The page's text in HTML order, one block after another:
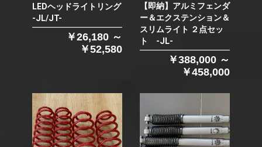
LEDヘッドライトリング
-JL/JT-
￥26,180 ～
￥52,580
【即納】アルミフェンダ
ー＆エクステンション＆
スリムライト ２点セッ
ト -JL-
￥388,000 ～
￥458,000